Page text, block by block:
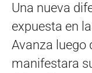
Una nueva
expuesta en
Avanza luego
manifestara